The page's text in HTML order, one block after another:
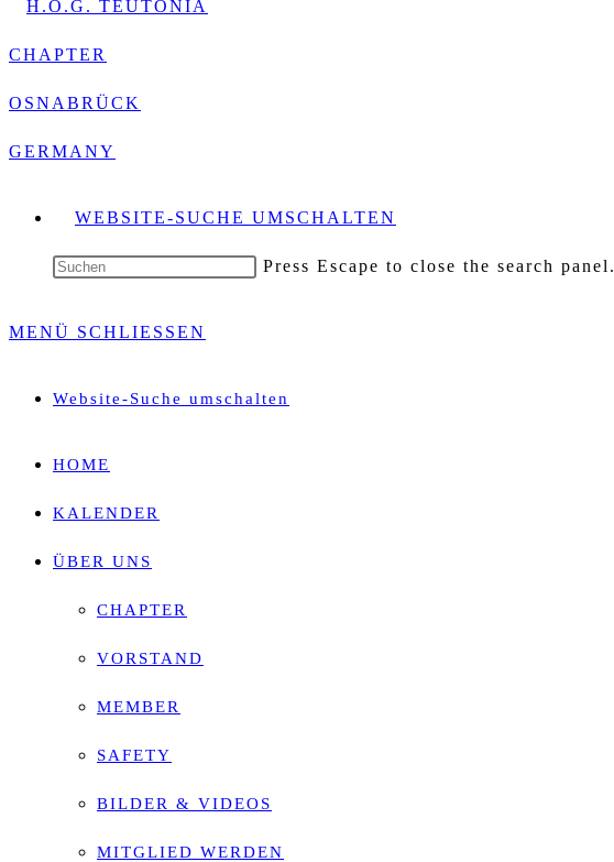
WEBSITE-SUCHE UMSCHALTEN
Press Escape to close the search panel.
MENÜ SCHLIESSEN
Website-Suche umschalten
HOME
KALENDER
ÜBER UNS
CHAPTER
VORSTAND
MEMBER
SAFETY
BILDER & VIDEOS
MITGLIED WERDEN